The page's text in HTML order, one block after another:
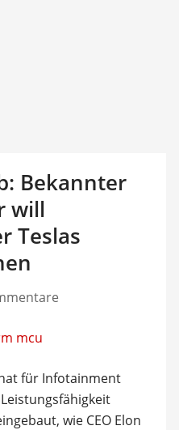
Bekannter
will
Teslas
für Infotainment
wie CEO Elon